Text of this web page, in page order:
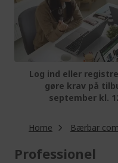
Log ind eller
gøre krav på
september kl.
Home Bærbar
Professionel